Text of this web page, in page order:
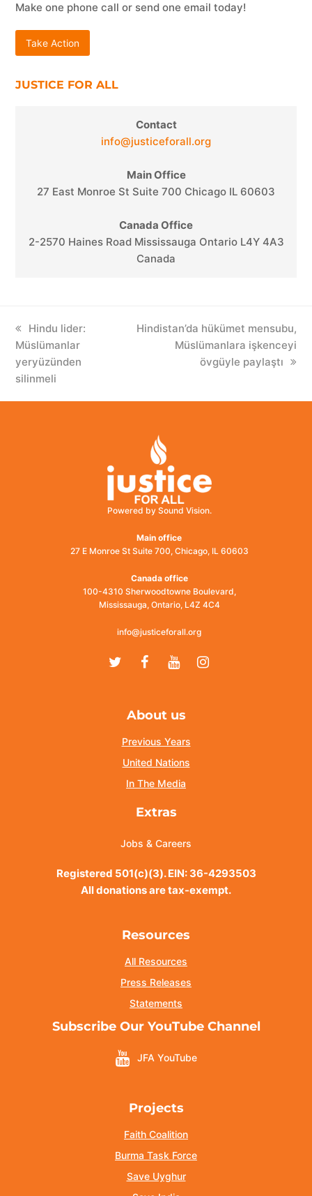
Make one phone call or send one email today!
Take Action
JUSTICE FOR ALL
Contact
info@justiceforall.org
Main Office
27 East Monroe St Suite 700 Chicago IL 60603
Canada Office
2-2570 Haines Road Mississauga Ontario L4Y 4A3
Canada
previous
post:
Hindu lider:
Müslümanlar
yeryüzünden
silinmeli
next
Hindistan’da hükümet mensubu,
Müslümanlara işkenceyi
övgüyle paylaştı
Powered by Sound Vision.
Main office
27 E Monroe St Suite 700, Chicago, IL 60603
Canada office
100-4310 Sherwoodtowne Boulevard,
Mississauga, Ontario, L4Z 4C4
info@justiceforall.org
TwitterFacebook
YoutubeInstagram
About us
Previous Years
United Nations
In The Media
Extras
Jobs & Careers
Registered 501(c)(3). EIN: 36-4293503
All donations are tax-exempt.
Resources
All Resources
Press Releases
Statements
Subscribe Our YouTube Channel
JFA YouTube
Projects
Faith Coalition
Burma Task Force
Save Uyghur